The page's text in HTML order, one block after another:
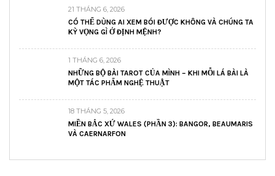
21 THÁNG 6, 2026
CÓ THỂ DÙNG AI XEM BÓI ĐƯỢC KHÔNG VÀ CHÚNG TA
KỲ VỌNG GÌ Ở ĐỊNH MỆNH?
1 THÁNG 6, 2026
NHỮNG BỘ BÀI TAROT CỦA MÌNH – KHI MỖI LÁ BÀI LÀ
MỘT TÁC PHẨM NGHỆ THUẬT
18 THÁNG 5, 2026
MIỀN BẮC XỨ WALES (PHẦN 3): BANGOR, BEAUMARIS
VÀ CAERNARFON